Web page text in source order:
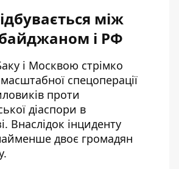
між
і РФ
і Москвою стрімко
спецоперації
проти
діаспори в
Внаслідок інциденту
двоє громадян